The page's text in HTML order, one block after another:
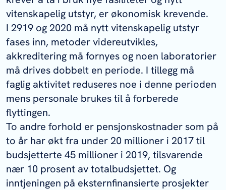
vitenskapelig utstyr, er økonomisk krevende.
I 2919 og 2020 må nytt vitenskapelig utstyr
fases inn, metoder videreutvikles,
akkreditering må fornyes og noen laboratorier
må drives dobbelt en periode. I tillegg må
faglig aktivitet reduseres noe i denne perioden
mens personale brukes til å forberede
flyttingen.
To andre forhold er pensjonskostnader som på
to år har økt fra under 20 millioner i 2017 til
budsjetterte 45 millioner i 2019, tilsvarende
nær 10 prosent av totalbudsjettet. Og
inntjeningen på eksternfinansierte prosjekter